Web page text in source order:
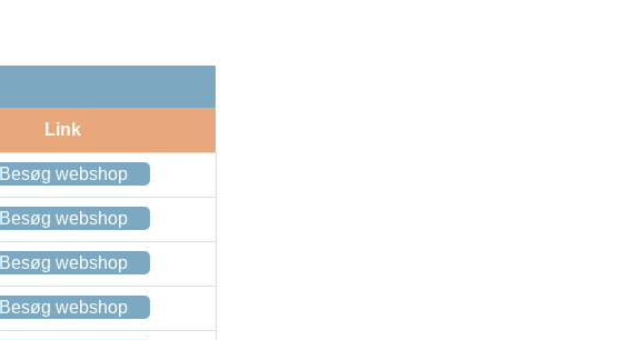
Link
Besøg webshop
Besøg webshop
Besøg webshop
Besøg webshop